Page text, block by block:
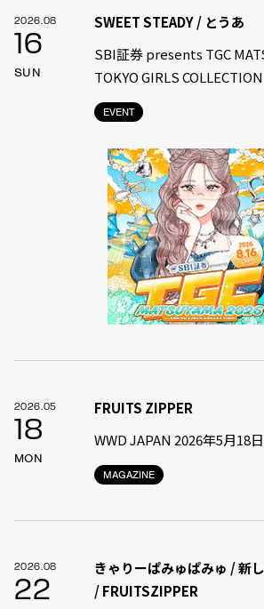
2026.08
16
SUN
EVENT
SWEET STEADY / とうあ
SBI証券 presents TGC
TOKYO GIRLS COLLECTION
2026.05
18
MON
MAGAZINE
FRUITS ZIPPER
WWD JAPAN 2026年5月18
2026.08
22
きゃりーぱみゅぱみゅ / 新
/ FRUITSZIPPER